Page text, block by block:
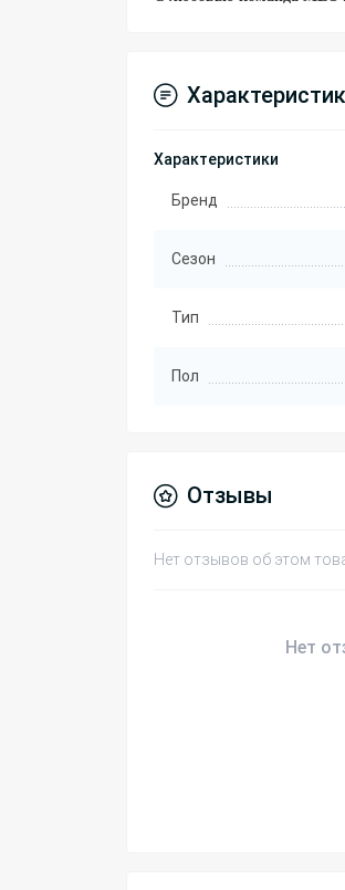
Характеристики
Бренд
Сезон
Тип
Пол
Отзывы
Нет отзывов об этом
Нет